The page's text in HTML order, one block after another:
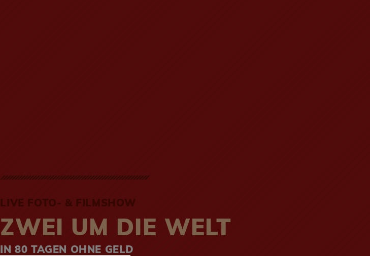
LIVE FOTO- & FILMSHOW
ZWEI UM DIE WELT
IN 80 TAGEN OHNE GELD